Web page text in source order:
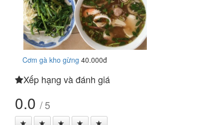
Cơm gà kho gừng 40.000đ
Xếp hạng và đánh giá
0.0 / 5